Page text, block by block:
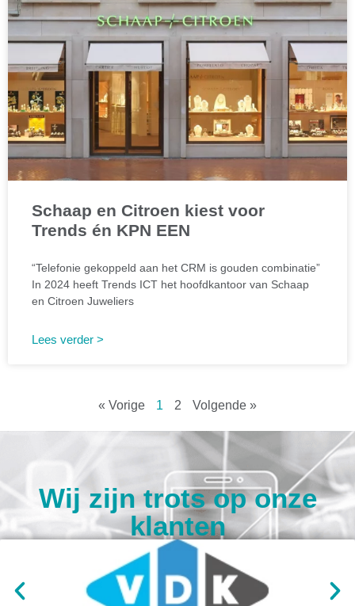
Schaap en Citroen kiest voor
Trends én KPN EEN
“Telefonie gekoppeld aan het CRM is gouden combinatie”
In 2024 heeft Trends ICT het hoofdkantoor van Schaap
en Citroen Juweliers
Lees verder >
« Vorige 1 2 Volgende »
Wij zijn trots op onze
klanten